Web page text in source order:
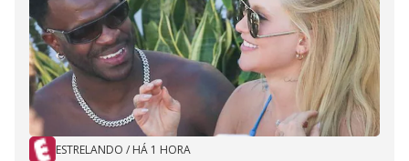
ESTRELANDO / HÁ 1 HORA